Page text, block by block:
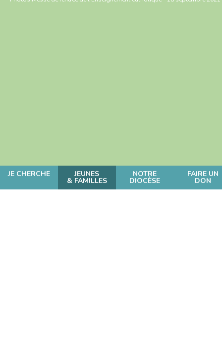
JE CHERCHE JEUNES
& FAMILLES
NOTRE
DIOCÈSE
FAIRE UN
DON